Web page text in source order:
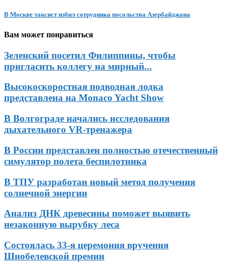
В Москве таксист избил сотрудника посольства Азербайджана
Вам может понравиться
Зеленский посетил Филиппины, чтобы
пригласить коллегу на мирный...
Высокоскоростная подводная лодка
представлена на Monaco Yacht Show
В Волгограде начались исследования
дыхательного VR-тренажера
В России представлен полностью отечественный
симулятор полета беспилотника
В ТПУ разработан новый метод получения
солнечной энергии
Анализ ДНК древесины поможет выявить
незаконную вырубку леса
Состоялась 33-я церемония вручения
Шнобелевской премии